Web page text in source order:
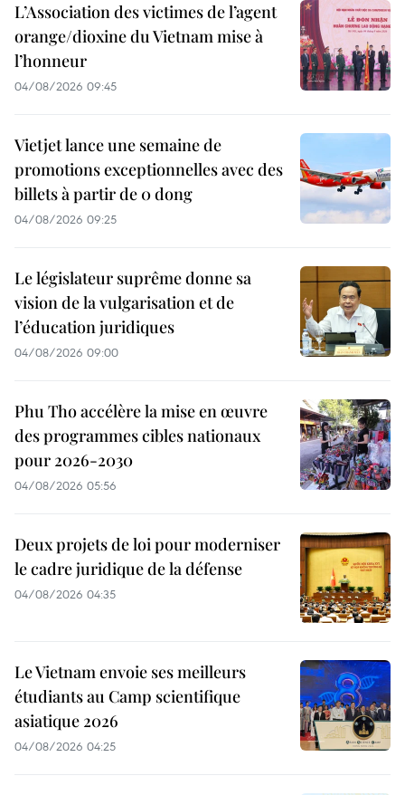
L’Association des victimes de l’agent
orange/dioxine du Vietnam mise à
l’honneur
04/08/2026 09:45
Vietjet lance une semaine de
promotions exceptionnelles avec des
billets à partir de 0 dong
04/08/2026 09:25
Le législateur suprême donne sa
vision de la vulgarisation et de
l’éducation juridiques
04/08/2026 09:00
Phu Tho accélère la mise en œuvre
des programmes cibles nationaux
pour 2026-2030
04/08/2026 05:56
Deux projets de loi pour moderniser
le cadre juridique de la défense
04/08/2026 04:35
Le Vietnam envoie ses meilleurs
étudiants au Camp scientifique
asiatique 2026
04/08/2026 04:25